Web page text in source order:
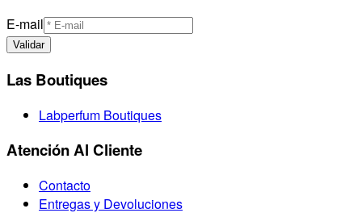
E-mail
Validar
Las Boutiques
Labperfum Boutiques
Atención Al Cliente
Contacto
Entregas y Devoluciones